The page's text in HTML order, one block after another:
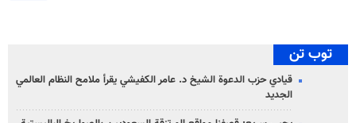
توب تن
قيادي حزب الدعوة الشيخ د. عامر الكفيشي يقرأ ملامح النظام العالمي
الجديد